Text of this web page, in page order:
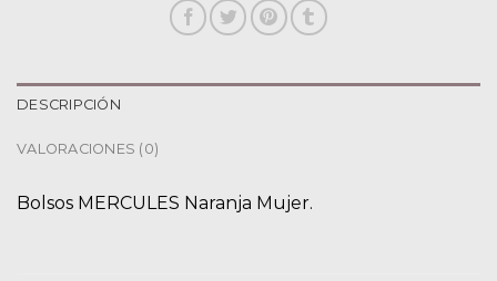
DESCRIPCIÓN
VALORACIONES (0)
Bolsos MERCULES Naranja Mujer.